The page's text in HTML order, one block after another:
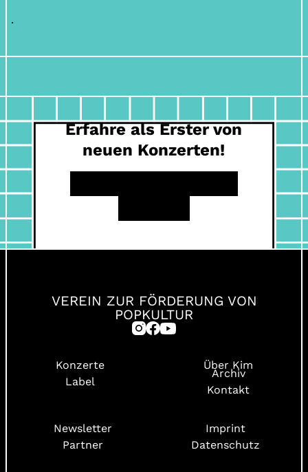
.
Erfahre als Erster von
neuen Konzerten!
Konzerte
Label
Über Kim
Archiv
Kontakt
VEREIN ZUR FÖRDERUNG VON
POPKULTUR
Newsletter
Partner
Imprint
Datenschutz